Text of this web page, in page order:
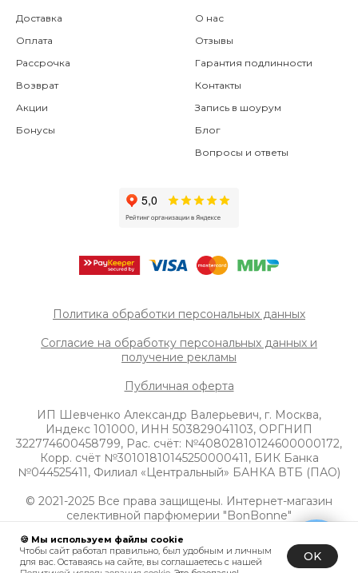
Доставка
Оплата
Рассрочка
Возврат
Акции
Бонусы
О нас
Отзывы
Гарантия подлинности
Контакты
Запись в шоурум
Блог
Вопросы и ответы
Политика обработки персональных данных
Согласие на обработку персональных данных и
получение рекламы
Публичная оферта
ИП Шевченко Александр Валерьевич, г. Москва,
Индекс 101000, ИНН 503829041103, ОРГНИП
322774600458799, Рас. счёт: №40802810124600000172,
Корр. счёт №30101810145250000411, БИК Банка
№044525411, Филиал «Центральный» БАНКА ВТБ (ПАО)
© 2021-2025 Все права защищены. Интернет-магазин
селективной парфюмерии "BonBonne"
🍪 Мы используем файлы cookie
Чтобы сайт работал правильно, был удобным и личным
для вас. Оставаясь на сайте, вы соглашаетесь с нашей
OK